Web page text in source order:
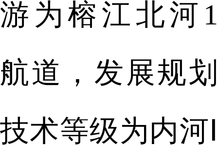
游为榕江北河1
航道，发展规划
技术等级为内河Ⅰ